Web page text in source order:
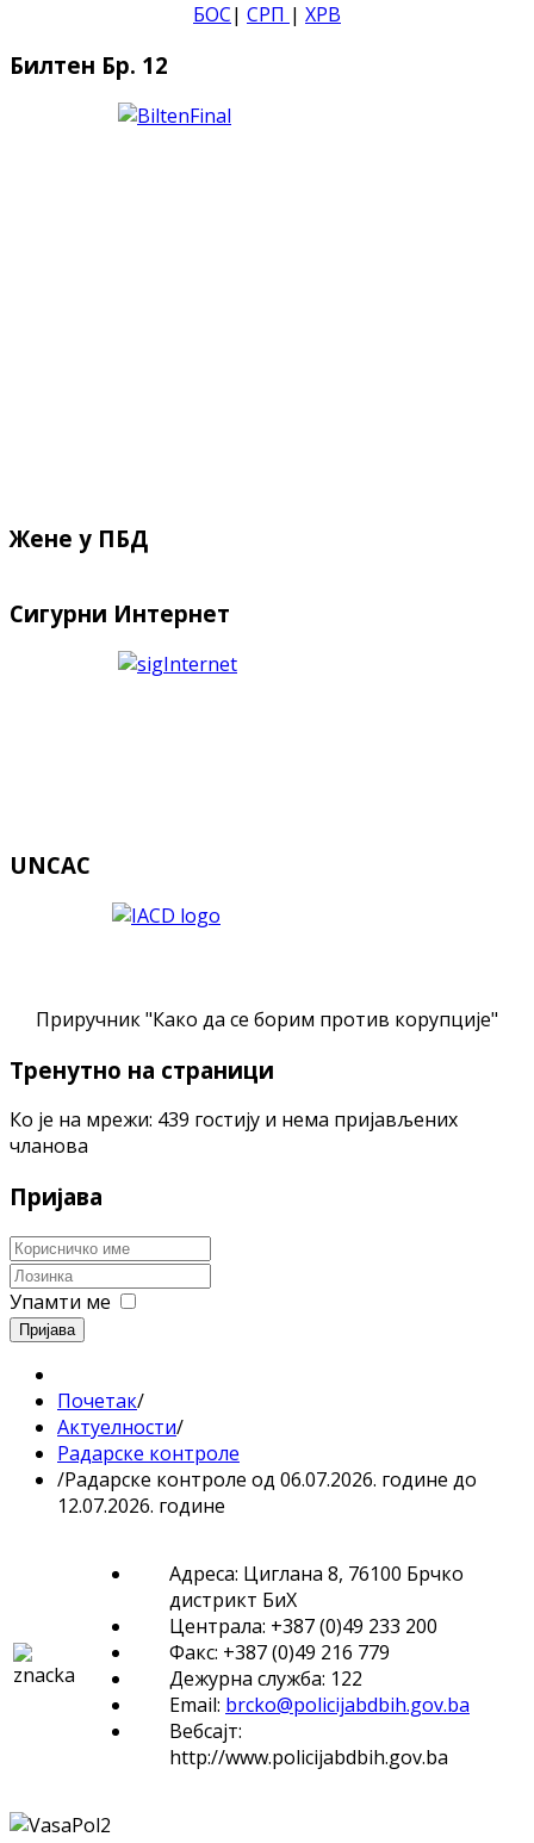
БОС| СРП | ХРВ
Билтен Бр. 12
Жене у ПБД
Сигурни Интернет
UNCAC
Приручник "Како да се борим против корупције"
Тренутно на страници
Ко је на мрежи: 439 гостију и нема пријављених
чланова
Пријава
Упамти ме
Пријава
Почетак/
Актуелности/
Радарске контроле
/Радарске контроле од 06.07.2026. године до
12.07.2026. године
Адреса: Циглана 8, 76100 Брчко
дистрикт БиХ
Централа: +387 (0)49 233 200
Факс: +387 (0)49 216 779
Дежурна служба: 122
Email: brcko@policijabdbih.gov.ba
Вебсајт:
http://www.policijabdbih.gov.ba